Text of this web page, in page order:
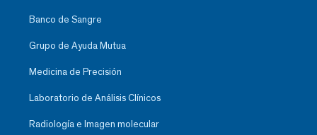
Banco de Sangre
Grupo de Ayuda Mutua
Medicina de Precisión
Laboratorio de Análisis Clínicos
Radiología e Imagen molecular